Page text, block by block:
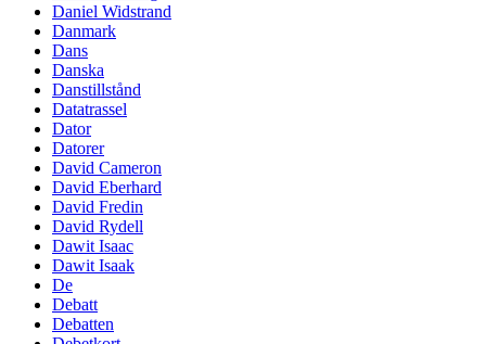
Daniel Widstrand
Danmark
Dans
Danska
Danstillstånd
Datatrassel
Dator
Datorer
David Cameron
David Eberhard
David Fredin
David Rydell
Dawit Isaac
Dawit Isaak
De
Debatt
Debatten